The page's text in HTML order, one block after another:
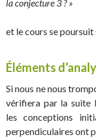
la conjecture 3 ? »
et le cours se
Éléments
Si nous ne nous
vérifiera par la suite
les conceptions
perpendiculaires ont